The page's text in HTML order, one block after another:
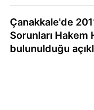
Çanakkale'de
Sorunları
bulunulduğu